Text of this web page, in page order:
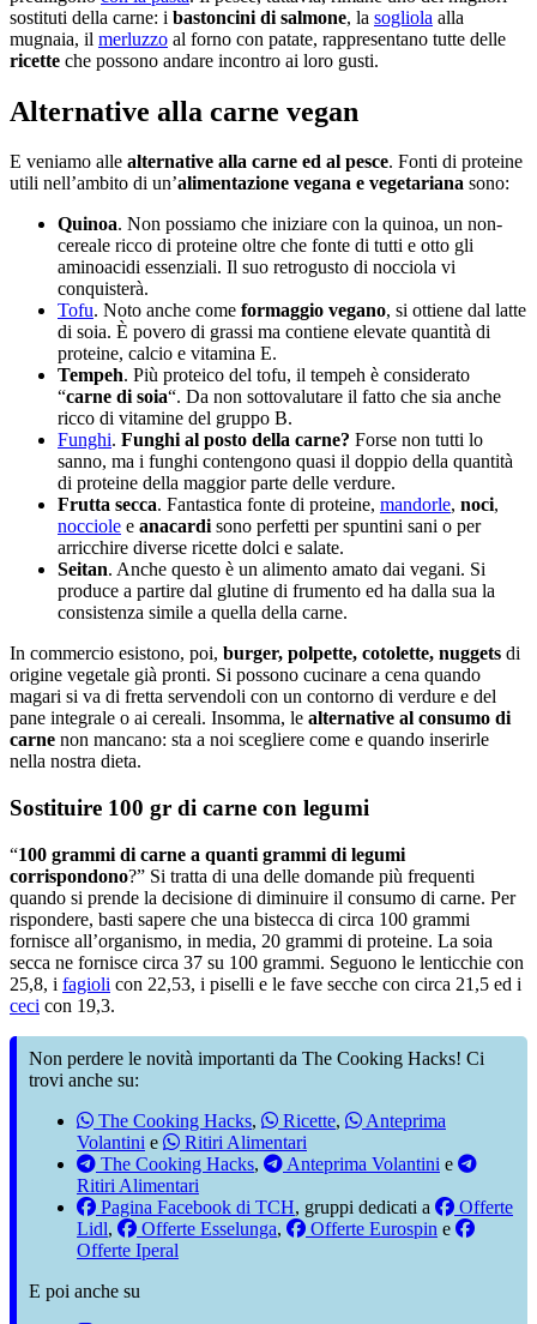
sostituti della carne: i bastoncini di salmone, la sogliola alla
mugnaia, il merluzzo al forno con patate, rappresentano tutte delle
ricette che possono andare incontro ai loro gusti.
Alternative alla carne vegan
E veniamo alle alternative alla carne ed al pesce. Fonti di proteine
utili nell’ambito di un’alimentazione vegana e vegetariana sono:
Quinoa. Non possiamo che iniziare con la quinoa, un non-
cereale ricco di proteine ​​oltre che fonte di tutti e otto gli
aminoacidi essenziali. Il suo retrogusto di nocciola vi
conquisterà.
Tofu. Noto anche come formaggio vegano, si ottiene dal latte
di soia. È povero di grassi ma contiene elevate quantità di
proteine, calcio e vitamina E.
Tempeh. Più proteico del tofu, il tempeh è considerato
“carne di soia“. Da non sottovalutare il fatto che sia anche
ricco di vitamine del gruppo B.
Funghi. Funghi al posto della carne? Forse non tutti lo
sanno, ma i funghi contengono quasi il doppio della quantità
di proteine ​​della maggior parte delle verdure.
Frutta secca. Fantastica fonte di proteine, mandorle, noci,
nocciole e anacardisono perfetti per spuntini sani o per
arricchire diverse ricette dolci e salate.
Seitan. Anche questo è un alimento amato dai vegani. Si
produce a partire dal glutine di frumento ed ha dalla sua la
consistenza simile a quella della carne.
In commercio esistono, poi, burger, polpette, cotolette, nuggets di
origine vegetale già pronti. Si possono cucinare a cena quando
magari si va di fretta servendoli con un contorno di verdure e del
pane integrale o ai cereali. Insomma, le alternative al consumo di
carne non mancano: sta a noi scegliere come e quando inserirle
nella nostra dieta.
Sostituire 100 gr di carne con legumi
“100 grammi di carne a quanti grammi di legumi
corrispondono?” Si tratta di una delle domande più frequenti
quando si prende la decisione di diminuire il consumo di carne. Per
rispondere, basti sapere che una bistecca di circa 100 grammi
fornisce all’organismo, in media, 20 grammi di proteine. La soia
secca ne fornisce circa 37 su 100 grammi. Seguono le lenticchie con
25,8, i fagioli con 22,53, i piselli e le fave secche con circa 21,5 ed i
ceci con 19,3.
Non perdere le novità importanti da The Cooking Hacks! Ci
trovi anche su:
The Cooking Hacks, Ricette,
Anteprima
Volantini e
Ritiri Alimentari
The Cooking Hacks, Anteprima Volantini e
Ritiri Alimentari
Pagina Facebook di TCH, gruppi dedicati a
Offerte
Lidl, Offerte Esselunga, Offerte Eurospin e
Offerte Iperal
E poi anche su